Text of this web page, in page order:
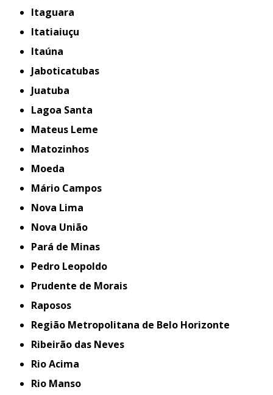
Itaguara
Itatiaiuçu
Itaúna
Jaboticatubas
Juatuba
Lagoa Santa
Mateus Leme
Matozinhos
Moeda
Mário Campos
Nova Lima
Nova União
Pará de Minas
Pedro Leopoldo
Prudente de Morais
Raposos
Região Metropolitana de Belo Horizonte
Ribeirão das Neves
Rio Acima
Rio Manso